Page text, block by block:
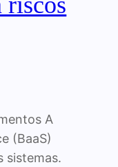
A
(BaaS)
sistemas.